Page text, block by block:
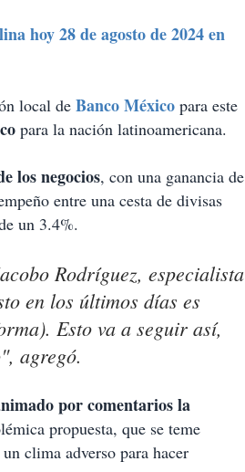
hoy 28 de agosto de 2024 en
local de Banco México para este
para la nación latinoamericana.
los negocios, con una ganancia de
entre una cesta de divisas
un 3.4%.
Rodríguez, especialista
en los últimos días es
Esto va a seguir así,
agregó.
por comentarios la
propuesta, que se teme
clima adverso para hacer